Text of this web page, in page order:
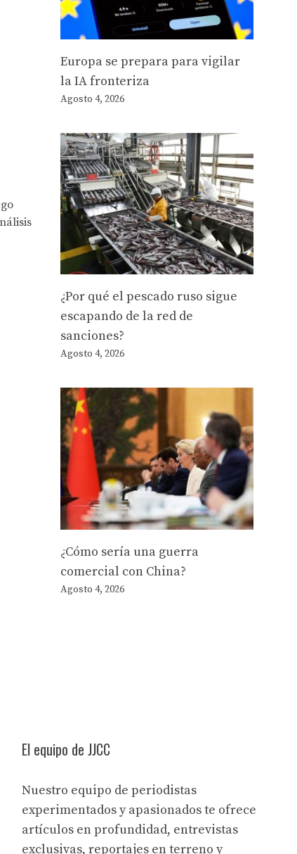
Europa se prepara para vigilar
la IA fronteriza
Agosto 4, 2026
¿Por qué el pescado ruso sigue
escapando de la red de
sanciones?
Agosto 4, 2026
¿Cómo sería una guerra
comercial con China?
Agosto 4, 2026
El equipo de JJCC
Nuestro equipo de periodistas
experimentados y apasionados te ofrece
artículos en profundidad, entrevistas
exclusivas, reportajes en terreno y